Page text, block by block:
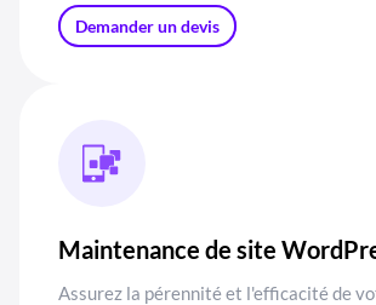
Demander un devis
Maintenance de site
Assurez la pérennité et l'efficacité de